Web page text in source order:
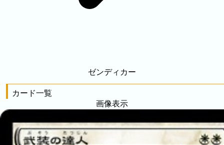
ゼンディカー
カード一覧
画像表示